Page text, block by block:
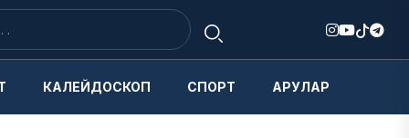
КАЛЕЙДОСКОП СПОРТ АРУЛАР